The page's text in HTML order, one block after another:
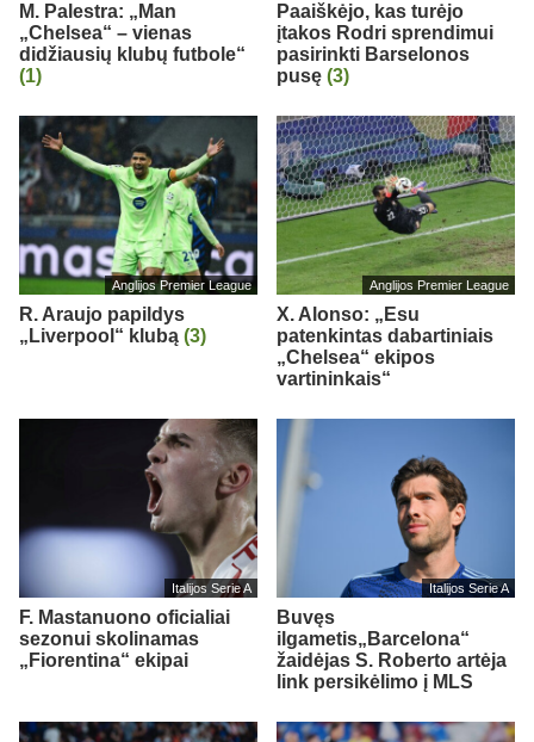
M. Palestra: „Man
„Chelsea“ – vienas
didžiausių klubų futbole“
(1)
Paaiškėjo, kas turėjo
įtakos Rodri sprendimui
pasirinkti Barselonos
pusę (3)
Anglijos Premier League
R. Araujo papildys
„Liverpool“ klubą (3)
Anglijos Premier League
X. Alonso: „Esu
patenkintas dabartiniais
„Chelsea“ ekipos
vartininkais“
Italijos Serie A
F. Mastanuono oficialiai
sezonui skolinamas
„Fiorentina“ ekipai
Italijos Serie A
Buvęs
ilgametis„Barcelona“
žaidėjas S. Roberto artėja
link persikėlimo į MLS